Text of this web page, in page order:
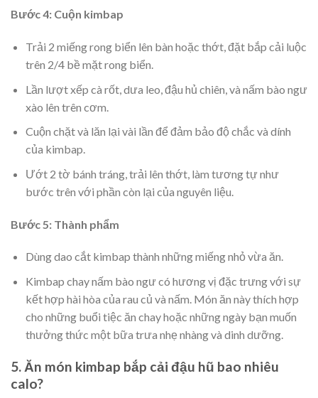
Bước 4: Cuộn kimbap
Trải 2 miếng rong biển lên bàn hoặc thớt, đặt bắp cải luộc
trên 2/4 bề mặt rong biển.
Lần lượt xếp cà rốt, dưa leo, đậu hủ chiên, và nấm bào ngư
xào lên trên cơm.
Cuộn chặt và lăn lại vài lần để đảm bảo độ chắc và dính
của kimbap.
Ướt 2 tờ bánh tráng, trải lên thớt, làm tương tự như
bước trên với phần còn lại của nguyên liệu.
Bước 5: Thành phẩm
Dùng dao cắt kimbap thành những miếng nhỏ vừa ăn.
Kimbap chay nấm bào ngư có hương vị đặc trưng với sự
kết hợp hài hòa của rau củ và nấm. Món ăn này thích hợp
cho những buổi tiệc ăn chay hoặc những ngày bạn muốn
thưởng thức một bữa trưa nhẹ nhàng và dinh dưỡng.
5. Ăn món kimbap bắp cải đậu hũ bao nhiêu
calo?